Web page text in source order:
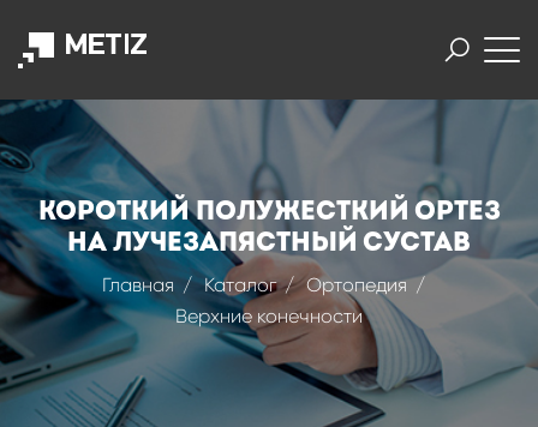
Короткий полужесткий ортез
на лучезапястный сустав
Главная Каталог
Ортопедия
Верхние конечности